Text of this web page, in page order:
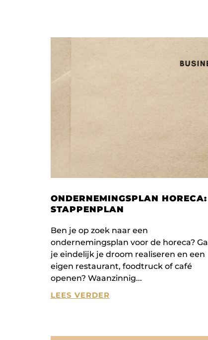
ONDERNEMINGSPLAN HORECA:
STAPPENPLAN
Ben je op zoek naar een
ondernemingsplan voor de horeca? Ga
je eindelijk je droom realiseren en een
eigen restaurant, foodtruck of café
openen? Waanzinnig
LEES VERDER